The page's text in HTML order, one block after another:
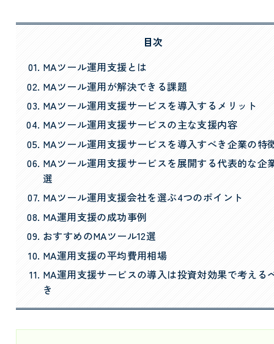
目次
MAツール運用支援とは
MAツール運用が解決できる課題
MAツール運用支援サービスを導入するメリット
MAツール運用支援サービスの主な支援内容
MAツール運用支援サービスを導入すべき企業の特
MAツール運用支援サービスを展開する代表的な企
選
MAツール運用支援会社を選ぶ4つのポイント
MA運用支援の成功事例
おすすめのMAツール12選
MA運用支援の平均費用相場
MA運用支援サービスの導入は投資対効果で考える
き